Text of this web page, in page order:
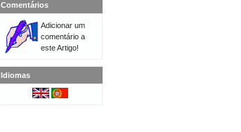
Comentários
Adicionar um
comentário a
este Artigo!
Idiomas